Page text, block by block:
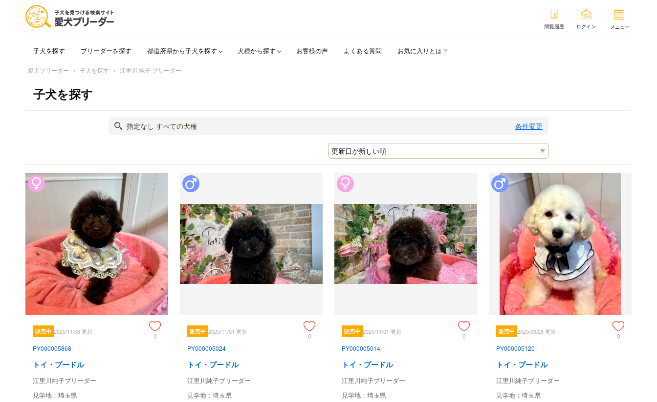
閲覧履歴 ログイン メニュー
子犬を探す ブリーダーを探す 都道府県から子犬を探す 犬種から探す お客様の声 よくある質問 お気に入りとは？
愛犬ブリーダー 子犬を探す 江里川 純子 ブリーダー
子犬を探す
条件変更
販売中 2025/11/08 更新
0
PY000005868
トイ・プードル
江里川純子ブリーダー
見学地：埼玉県
販売中 2025/11/01 更新
0
PY000005024
トイ・プードル
江里川純子ブリーダー
見学地：埼玉県
販売中 2025/11/01 更新
0
PY000005014
トイ・プードル
江里川純子ブリーダー
見学地：埼玉県
販売中 2025/09/28 更新
0
PY000005120
トイ・プードル
江里川純子ブリーダー
見学地：埼玉県